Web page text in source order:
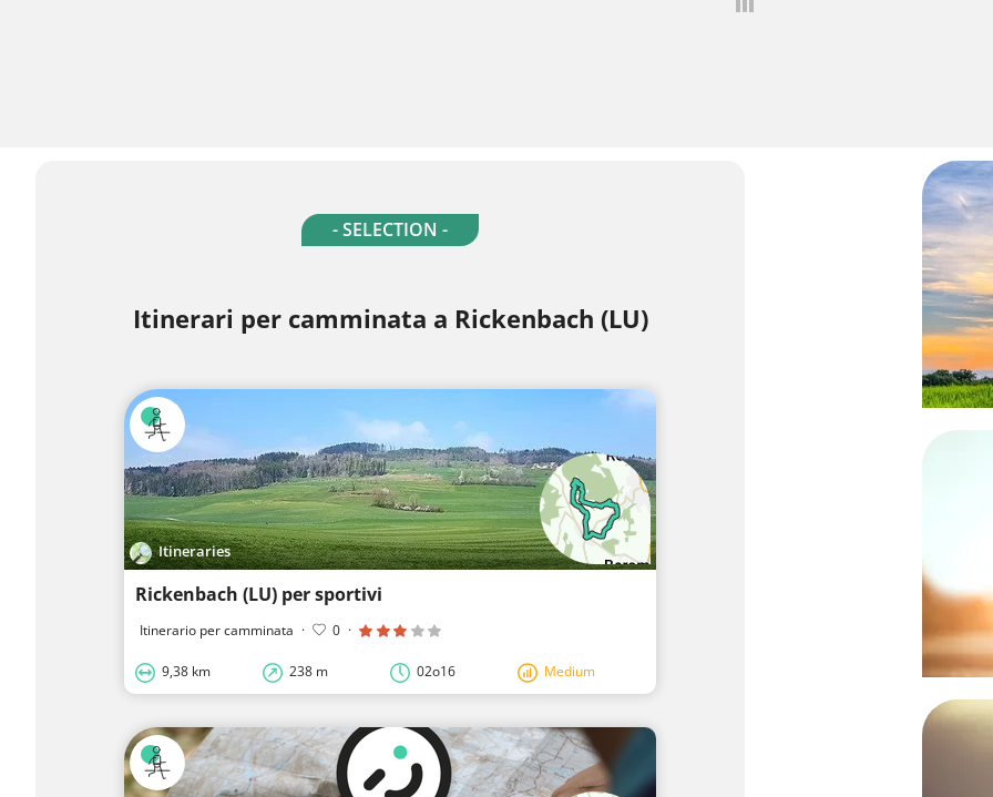
- SELECTION -
Itinerari per camminata a Rickenbach (LU)
Itineraries
Rickenbach (LU) per sportivi
Itinerario per camminata · 0 ·
9,38 km 238 m 02o16 Medium